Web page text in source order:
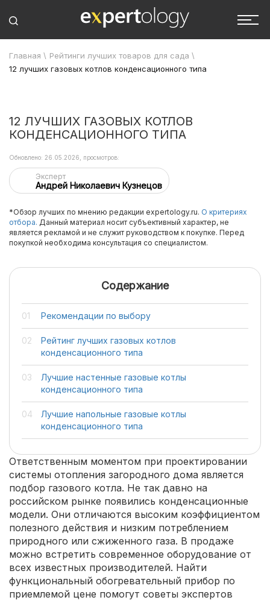
Главная \ Рейтинги лучших товаров для сада \
12 лучших газовых котлов конденсационного типа
12 ЛУЧШИХ ГАЗОВЫХ КОТЛОВ
КОНДЕНСАЦИОННОГО ТИПА
Эксперт
Андрей Николаевич Кузнецов
Обновлено: 26.05.2026, просмотров:
*Обзор лучших по мнению редакции expertology.ru. О критериях
отбора. Данный материал носит субъективный характер, не
является рекламой и не служит руководством к покупке. Перед
покупкой необходима консультация со специалистом.
Содержание
Рекомендации по выбору
Рейтинг лучших газовых котлов
конденсационного типа
Лучшие настенные газовые котлы
конденсационного типа
Лучшие напольные газовые котлы
конденсационного типа
Ответственным моментом при проектировании
системы отопления загородного дома является
подбор газового котла. Не так давно на
российском рынке появились конденсационные
модели. Они отличаются высоким коэффициентом
полезного действия и низким потреблением
природного или сжиженного газа. В продаже
можно встретить современное оборудование от
всех известных производителей. Найти
функциональный обогревательный прибор по
приемлемой цене помогут советы экспертов